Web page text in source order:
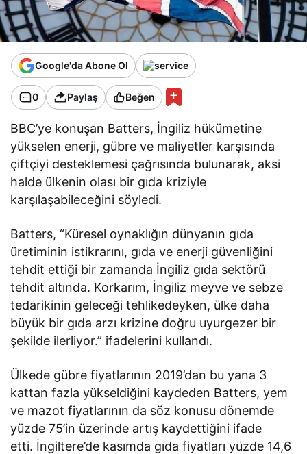
Google'da Abone Ol
0 Paylaş Beğen
BBC’ye konuşan Batters, İngiliz hükümetine
yükselen enerji, gübre ve maliyetler karşısında
çiftçiyi desteklemesi çağrısında bulunarak, aksi
halde ülkenin olası bir gıda kriziyle
karşılaşabileceğini söyledi.
Batters, “Küresel oynaklığın dünyanın gıda
üretiminin istikrarını, gıda ve enerji güvenliğini
tehdit ettiği bir zamanda İngiliz gıda sektörü
tehdit altında. Korkarım, İngiliz meyve ve sebze
tedarikinin geleceği tehlikedeyken, ülke daha
büyük bir gıda arzı krizine doğru uyurgezer bir
şekilde ilerliyor.” ifadelerini kullandı.
Ülkede gübre fiyatlarının 2019’dan bu yana 3
kattan fazla yükseldiğini kaydeden Batters, yem
ve mazot fiyatlarının da söz konusu dönemde
yüzde 75’in üzerinde artış kaydettiğini ifade
etti. İngiltere’de kasımda gıda fiyatları yüzde 14,6